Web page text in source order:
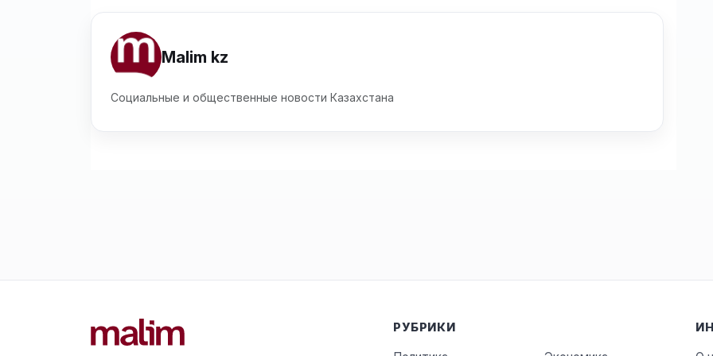
Malim kz
Социальные и общественные новости Казахстана
РУБРИКИ